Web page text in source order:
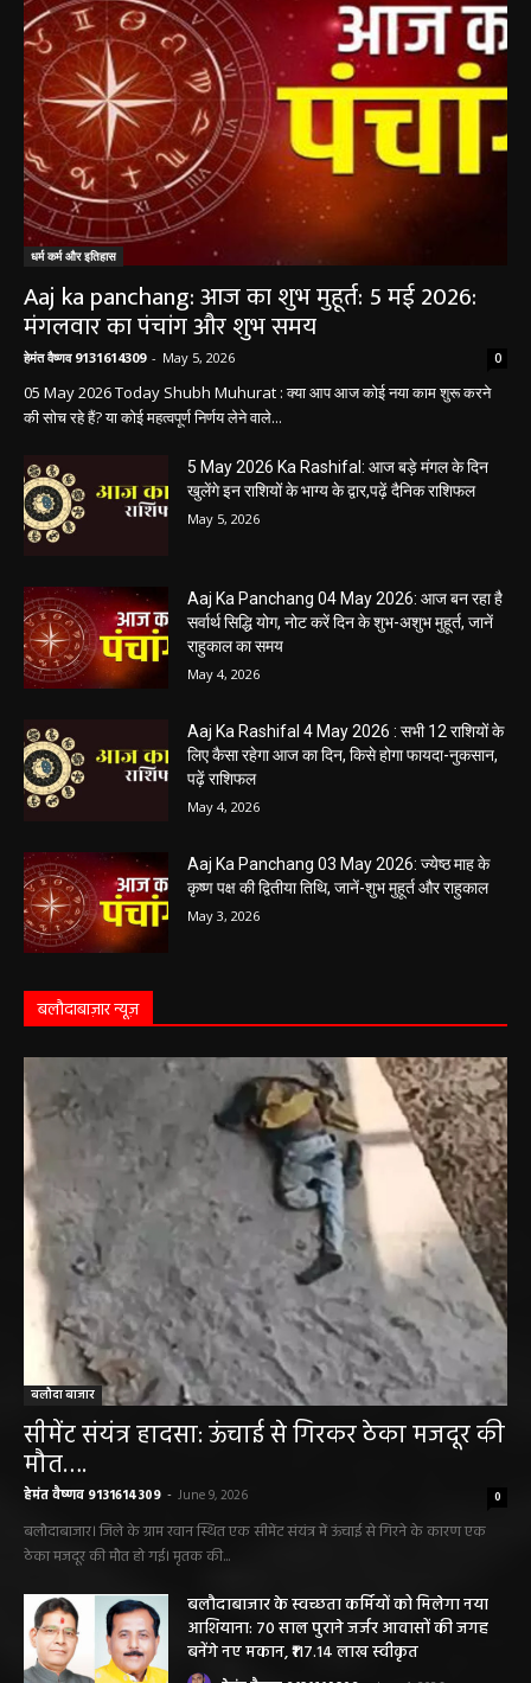
धर्म कर्म और इतिहास
Aaj ka panchang: आज का शुभ मुहूर्त: 5 मई 2026:
मंगलवार का पंचांग और शुभ समय
हेमंत वैष्णव 9131614309 - May 5, 2026 0
05 May 2026 Today Shubh Muhurat : क्या आप आज कोई नया काम शुरू करने
की सोच रहे हैं? या कोई महत्वपूर्ण निर्णय लेने वाले...
5 May 2026 Ka Rashifal: आज बड़े मंगल के दिन
खुलेंगे इन राशियों के भाग्य के द्वार,पढ़ें दैनिक राशिफल
May 5, 2026
Aaj Ka Panchang 04 May 2026: आज बन रहा है
सर्वार्थ सिद्धि योग, नोट करें दिन के शुभ-अशुभ मुहूर्त, जानें
राहुकाल का समय
May 4, 2026
Aaj Ka Rashifal 4 May 2026 : सभी 12 राशियों के
लिए कैसा रहेगा आज का दिन, किसे होगा फायदा-नुकसान,
पढ़ें राशिफल
May 4, 2026
Aaj Ka Panchang 03 May 2026: ज्येष्ठ माह के
कृष्ण पक्ष की द्वितीया तिथि, जानें-शुभ मुहूर्त और राहुकाल
May 3, 2026
बलौदाबाज़ार न्यूज़
बलौदा बाजार
सीमेंट संयंत्र हादसा: ऊंचाई से गिरकर ठेका मजदूर की
मौत….
हेमंत वैष्णव 9131614309 - June 9, 2026 0
बलौदाबाजार। जिले के ग्राम रवान स्थित एक सीमेंट संयंत्र में ऊंचाई से गिरने के कारण एक
ठेका मजदूर की मौत हो गई। मृतक की...
बलौदाबाजार के स्वच्छता कर्मियों को मिलेगा नया
आशियाना: 70 साल पुराने जर्जर आवासों की जगह
बनेंगे नए मकान, ₹117.14 लाख स्वीकृत